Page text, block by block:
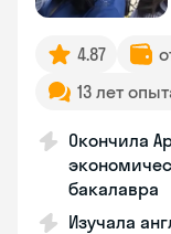
4.87
13 лет
Окончила
бакалавра
Изучала